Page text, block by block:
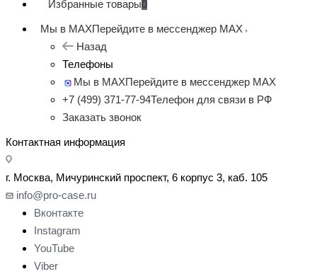
Избранные товары0
Мы в MAXПерейдите в мессенджер MAX
Назад
Телефоны
Мы в MAXПерейдите в мессенджер MAX
+7 (499) 371-77-94Телефон для связи в РФ
Заказать звонок
Контактная информация
г. Москва, Мичуринский проспект, 6 корпус 3, каб. 105
info@pro-case.ru
Вконтакте
Instagram
YouTube
Viber